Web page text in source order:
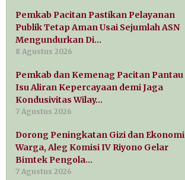
Pemkab Pacitan Pastikan Pelayanan
Publik Tetap Aman Usai Sejumlah ASN
Mengundurkan Di…
8 Agustus 2026
Pemkab dan Kemenag Pacitan Pantau
Isu Aliran Kepercayaan demi Jaga
Kondusivitas Wilay…
7 Agustus 2026
Dorong Peningkatan Gizi dan Ekonomi
Warga, Aleg Komisi IV Riyono Gelar
Bimtek Pengola…
7 Agustus 2026